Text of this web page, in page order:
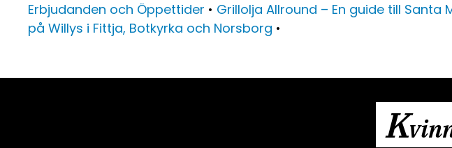
Erbjudanden och Öppettider • Grillolja Allround – En guide till Santa
på Willys i Fittja, Botkyrka och Norsborg •
K